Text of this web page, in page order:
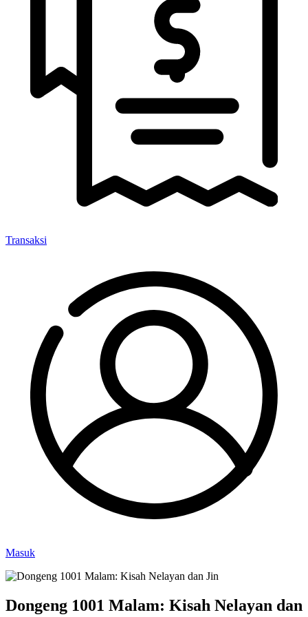
Transaksi
Masuk
Dongeng 1001 Malam: Kisah Nelayan dan